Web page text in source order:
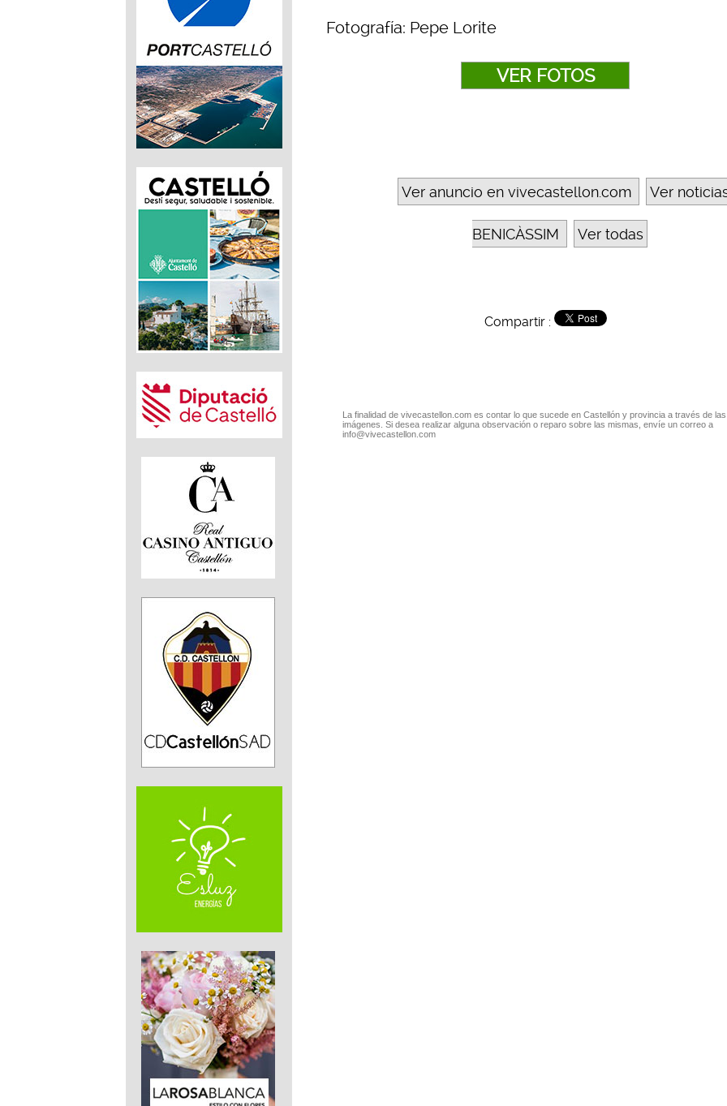
Fotografía: Pepe Lorite
VER FOTOS
Ver anuncio en vivecastellon.com Ver
BENICÀSSIM Ver todas
Compartir :
La finalidad de vivecastellon.com es contar lo que sucede en Castellón y provincia a través de las
imágenes. Si desea realizar alguna observación o reparo sobre las mismas, envíe un correo a
info@vivecastellon.com